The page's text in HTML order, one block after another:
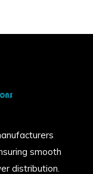
smooth
distribution.